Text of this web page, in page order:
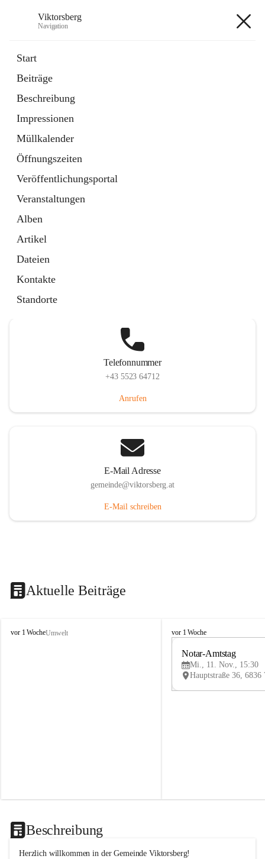
Viktorsberg
Navigation
Start
Beiträge
Beschreibung
Impressionen
Müllkalender
Öffnungszeiten
Veröffentlichungsportal
Veranstaltungen
Alben
Artikel
Dateien
Kontakte
Standorte
1 Schnellzugriff
Bürgerservice
10 Schnellzugriffe
Telefonnummer
+43 5523 64712
Anrufen
E-Mail Adresse
gemeinde@viktorsberg.at
E-Mail schreiben
Aktuelle Beiträge
V
vor 1 WocheUmwelt
V
vor 1 Woche
Notar-Amtstag
Mi., 11. Nov., 15:30
Beschreibung
Herzlich willkommen in der Gemeinde Viktorsberg!